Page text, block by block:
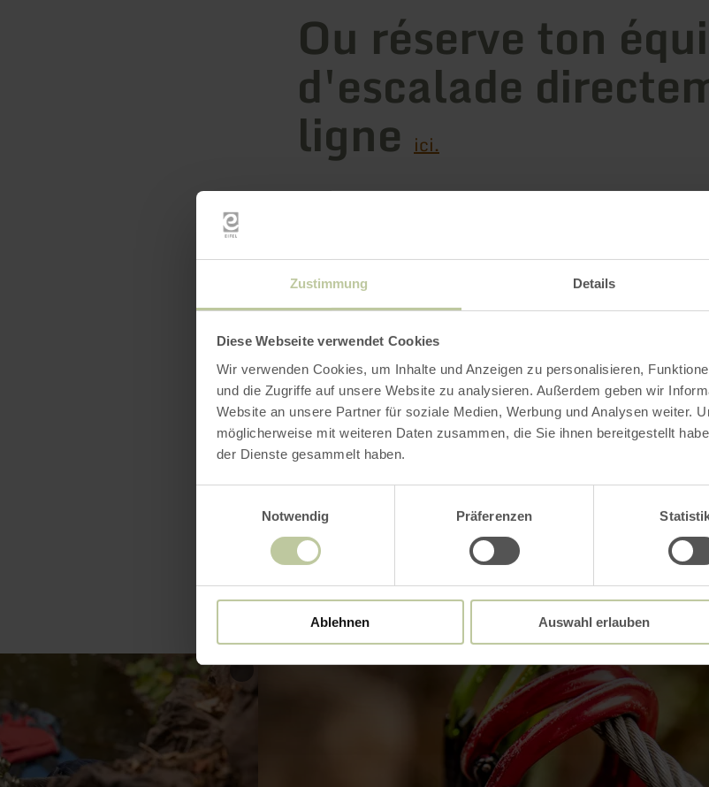
Zustimmung Details
Diese Webseite verwendet Cookies
Wir verwenden Cookies, um Inhalte und Anzeigen zu personalisieren,
und die Zugriffe auf unsere Website zu analysieren. Außerdem geben wir
Website an unsere Partner für soziale Medien, Werbung und Analysen weiter.
möglicherweise mit weiteren Daten zusammen, die Sie ihnen bereitgestellt
der Dienste gesammelt haben.
Notwendig
Präferenzen
Ablehnen Auswahl erlauben
Ou réserve ton
d'escalade
ligne ici.
Plus
Heures d'ouverture